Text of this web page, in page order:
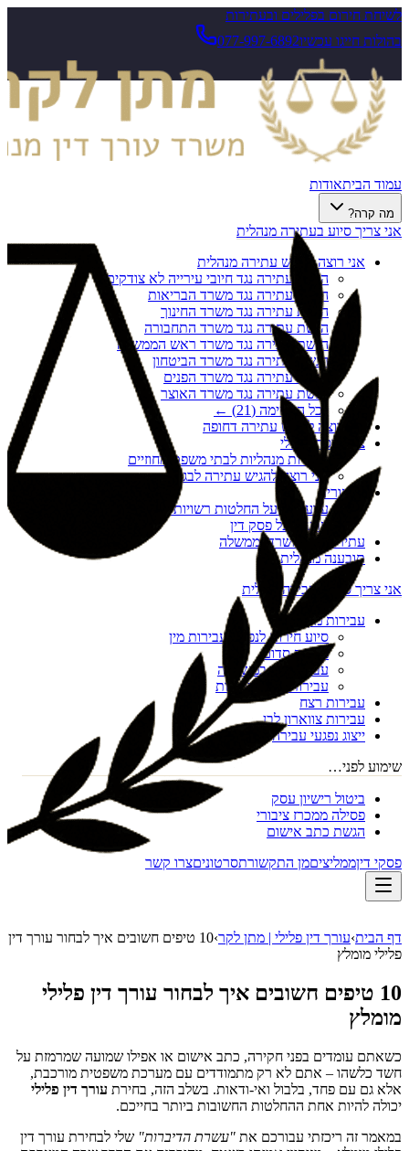
לשיחת חירום בפלילים ובעתירות
בהולות חייגו עכשיו077-997-6892
עמוד הביתאודות
מה קרה?
אני צריך סיוע בעתירה מנהלית
אני רוצה להגיש עתירה מנהלית
הגשת עתירה נגד חיובי עירייה לא צודקים
הגשת עתירה נגד משרד הבריאות
הגשת עתירה נגד משרד החינוך
הגשת עתירה נגד משרד התחבורה
הגשת עתירה נגד משרד ראש הממשלה
הגשת עתירה נגד משרד הביטחון
הגשת עתירה נגד משרד הפנים
הגשת עתירה נגד משרד האוצר
לכל הרשימה (21
) ←
אני רוצה להגיש עתירה דחופה
צו הריסה מנהלי
עתירות מנהליות לבתי משפט מחוזיים
אני רוצה להגיש עתירה לבג"ץ
ערעורים
ערעורים על החלטות רשויות מקומיות
ערעור על פסק דין
עתירות נגד משרדי ממשלה
תובענה מנהלית
אני צריך סיוע בעבירה פלילית
עבירות מין
סיוע חירום לנפגעי עבירות מין
מעשה סדום
עבירות מין במשפחה
עבירות מין דיגיטליות
עבירות רצח
עבירות צווארון לבן
ייצוג נפגעי עבירה
שימוע לפני…
ביטול רישיון עסק
פסילה ממכרז ציבורי
הגשת כתב אישום
פסקי דיןממליציםמן התקשורתסרטוניםצרו קשר
דף הבית›עורך דין פלילי | מתן לקר›
10 טיפים חשובים איך לבחור עורך דין
פלילי מומלץ
10 טיפים חשובים איך לבחור עורך דין פלילי
מומלץ
כשאתם עומדים בפני חקירה, כתב אישום או אפילו שמועה שמרמזת על
חשד כלשהו – אתם לא רק מתמודדים עם מערכת משפטית מורכבת,
אלא גם עם פחד, בלבול ואי-ודאות. בשלב הזה, בחירת עורך דין פלילי
יכולה להיות אחת ההחלטות החשובות ביותר בחייכם.
במאמר זה ריכזתי עבורכם את "עשרת הדיברות" שלי לבחירת עורך דין